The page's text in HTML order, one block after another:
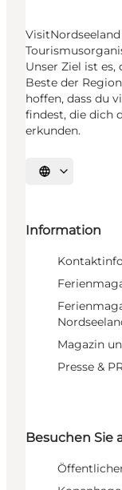
Unser Ziel ist es,
Beste der
hoffen, dass du
findest, die dich
erkunden.
Sprache
Information
Magazin
Presse &
Besuchen Sie